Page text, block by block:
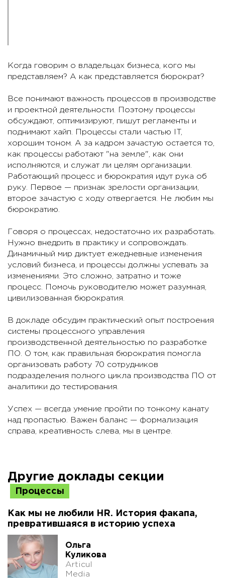
Когда говорим о владельцах бизнеса, кого мы
представляем? А как представляется бюрократ?
Все понимают важность процессов в производстве
и проектной деятельности. Поэтому процессы
обсуждают, оптимизируют, пишут регламенты и
поднимают хайп. Процессы стали частью IT,
хорошим тоном. А за кадром зачастую остается то,
как процессы работают "на земле", как они
исполняются, и служат ли целям организации.
Работающий процесс и бюрократия идут рука об
руку. Первое — признак зрелости организации,
второе зачастую с ходу отвергается. Не любим мы
бюрократию.
Говоря о процессах, недостаточно их разработать.
Нужно внедрить в практику и сопровождать.
Динамичный мир диктует ежедневные изменения
условий бизнеса, и процессы должны успевать за
изменениями. Это сложно, затратно и тоже
процесс. Помочь руководителю может разумная,
цивилизованная бюрократия.
В докладе обсудим практический опыт построения
системы процессного управления
производственной деятельностью по разработке
ПО. О том, как правильная бюрократия помогла
организовать работу 70 сотрудников
подразделения полного цикла производства ПО от
аналитики до тестирования.
Успех — всегда умение пройти по тонкому канату
над пропастью. Важен баланс — формализация
справа, креативность слева, мы в центре.
Другие доклады секции
Процессы
Как мы не любили HR. История факапа,
превратившаяся в историю успеха
Ольга
Куликова
Articul
Media